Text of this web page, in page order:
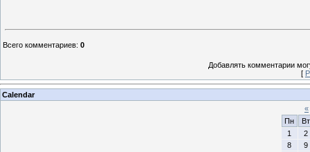
Всего комментариев: 0
Добавлять комментарии
[
Calendar
«
Пн
Вт
1
2
8
9